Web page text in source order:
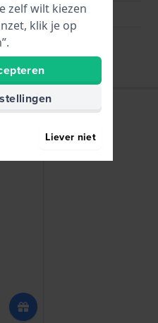
Bandpennen
Ja
zelf wilt kiezen
klik je op
Liever niet